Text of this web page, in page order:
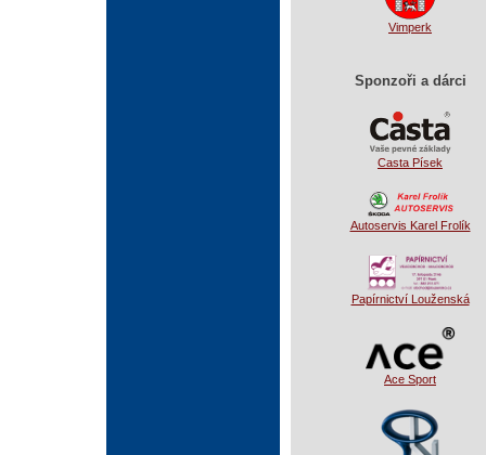
Vimperk
Sponzoři a dárci
Casta Písek
Autoservis Karel Frolík
Papírnictví Louženská
Ace Sport